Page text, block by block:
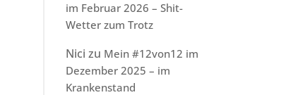
im Februar 2026 – Shit-
Wetter zum Trotz
Nici zu Mein #12von12 im
Dezember 2025 – im
Krankenstand